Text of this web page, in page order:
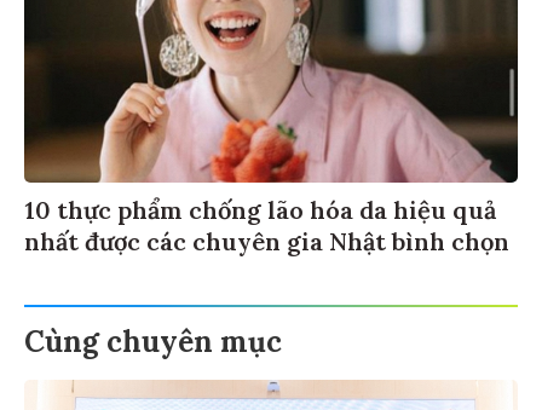
10 thực phẩm chống lão hóa da hiệu quả
nhất được các chuyên gia Nhật bình chọn
Cùng chuyên mục